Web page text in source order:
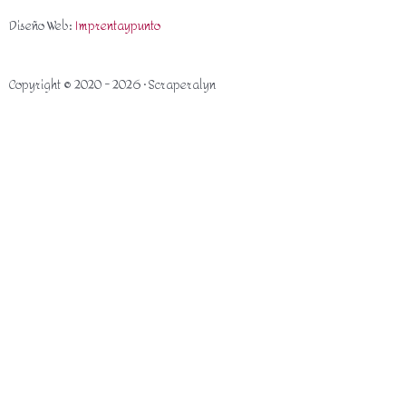
Diseño Web:Imprentaypunto
Copyright © 2020 - 2026 · Scraperalyn